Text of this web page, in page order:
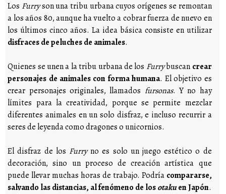
Los Furryson una tribu urbana cuyos orígenes se remontan
a los años 80, aunque ha vuelto a cobrar fuerza de nuevo en
los últimos cinco años. La idea básica consiste en utilizar
disfraces de peluches de animales.
Quienes se unen a la tribu urbana de los Furrybuscan crear
personajes de animales con forma humana. El objetivo es
crear personajes originales, llamados fursonas. Y no hay
límites para la creatividad, porque se permite mezclar
diferentes animales en un solo disfraz, e incluso recurrir a
seres de leyenda como dragones o unicornios.
El disfraz de los Furryno es solo un juego estético o de
decoración, sino un proceso de creación artística que
puede llevar muchas horas de trabajo. Podría compararse,
salvando las distancias, al fenómeno de losotakuen Japón.